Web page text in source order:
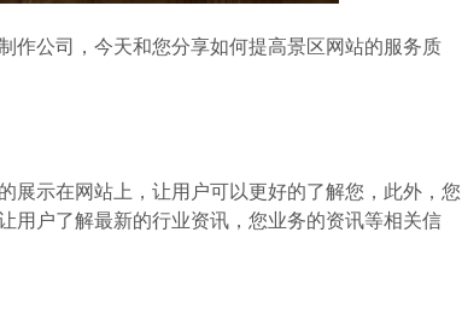
公司，今天和您分享如何提高景区网站的服务质
示在网站上，让用户可以更好的了解您，此外，您
用户了解最新的行业资讯，您业务的资讯等相关信